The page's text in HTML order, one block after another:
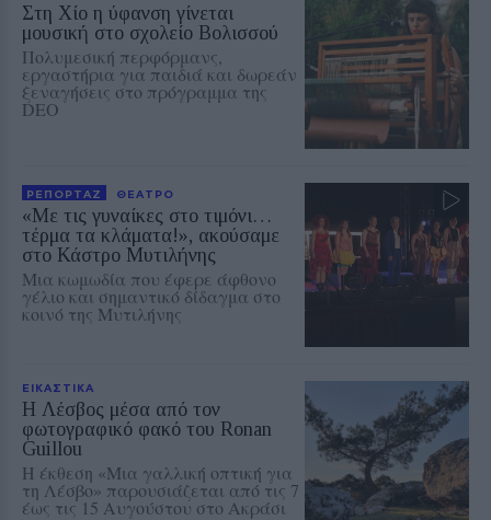
Στη Χίο η ύφανση γίνεται
μουσική στο σχολείο Βολισσού
Πολυμεσική περφόρμανς,
εργαστήρια για παιδιά και δωρεάν
ξεναγήσεις στο πρόγραμμα της
DEO
ΡΕΠΟΡΤΑΖ ΘΕΑΤΡΟ
«Με τις γυναίκες στο τιμόνι…
τέρμα τα κλάματα!», ακούσαμε
στο Κάστρο Μυτιλήνης
Μια κωμωδία που έφερε άφθονο
γέλιο και σημαντικό δίδαγμα στο
κοινό της Μυτιλήνης
ΕΙΚΑΣΤΙΚΑ
Η Λέσβος μέσα από τον
φωτογραφικό φακό του Ronan
Guillou
Η έκθεση «Μια γαλλική οπτική για
τη Λέσβο» παρουσιάζεται από τις 7
έως τις 15 Αυγούστου στο Ακράσι